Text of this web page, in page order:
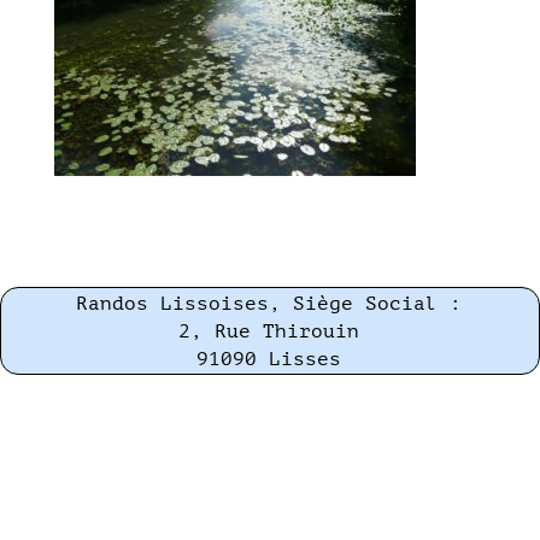
Randos Lissoises, Siège Social :
2, Rue Thirouin
91090 Lisses